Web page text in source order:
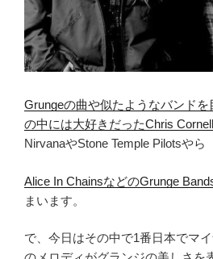
Grungeの曲や似たようなバンド
の中には大好きだったChris
NirvanaやStone Temple Pilotsやら
Alice In ChainsなどのGrunge
まいます。
で、今日はその中で1番日本でマ